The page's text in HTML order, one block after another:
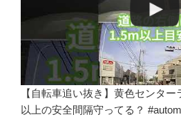
【自転車追い抜き】黄色センタ
以上の安全間隔守ってる？